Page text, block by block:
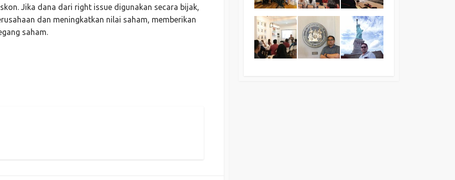
Jika dana dari right issue digunakan secara bijak,
dan meningkatkan nilai saham, memberikan
saham.